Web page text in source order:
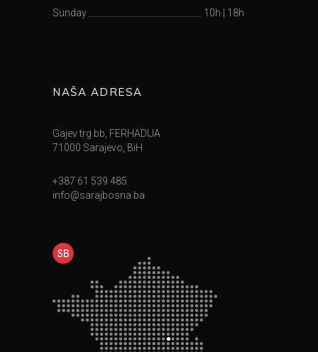
Sunday
10h 18h
NAŠA ADRESA
Gajev trg bb, FERHADIJA
71000 Sarajevo, BiH
+387 61 539 485
info@sarajbosna.ba